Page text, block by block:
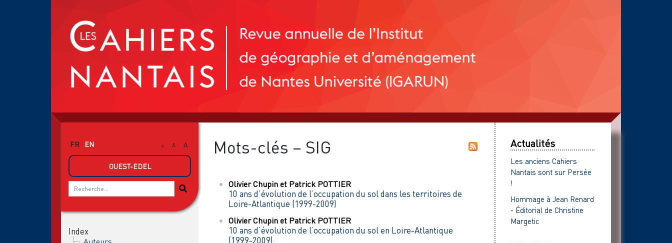
FR EN A A A
OUEST-EDEL
Index
Mots-clés – SIG
OlivierChupin et Patrick POTTIER
10 ans d’évolution de l’occupation du sol dans les territoires de
Loire-Atlantique (1999-2009)
OlivierChupin et Patrick POTTIER
10 ans d’évolution de l’occupation du sol en Loire-Atlantique
(1999-2009).
Actualités
Les anciens Cahiers
Nantais sont sur Persée
!
Hommage à Jean Renard
- Éditorial de Christine
Margetic